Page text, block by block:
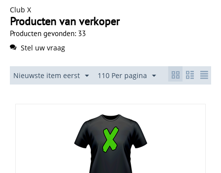
Club X
Producten van verkoper
Producten gevonden: 33
Stel uw vraag
Nieuwste item eerst 110 Per pagina